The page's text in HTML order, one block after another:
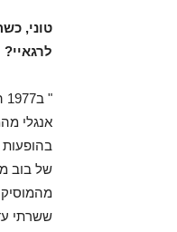
לרגאיי?
אנגלי
ששרתי